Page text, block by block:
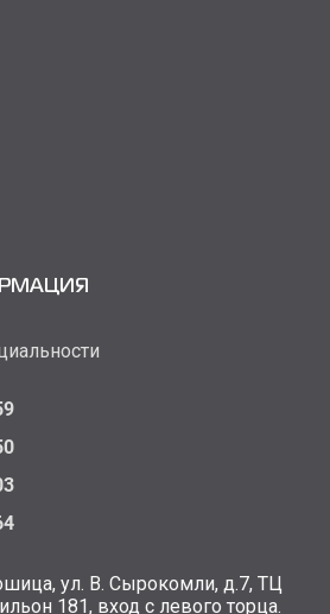
ул. В. Сырокомли, д.7, ТЦ
181, вход с левого торца.